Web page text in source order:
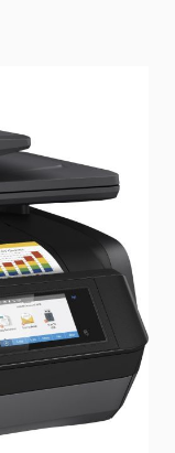
En stock